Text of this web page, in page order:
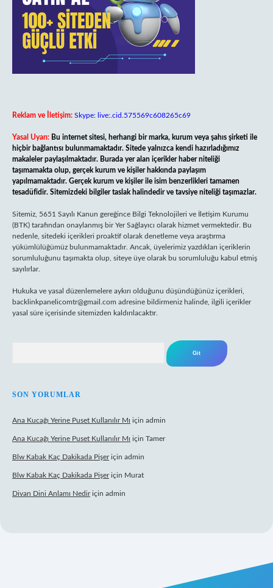
Reklam ve İletişim: Skype: live:.cid.575569c608265c69
Yasal Uyarı: Bu internet sitesi, herhangi bir marka, kurum veya şahıs şirketi ile
hiçbir bağlantısı bulunmamaktadır. Sitede yalnızca kendi hazırladığımız
makaleler paylaşılmaktadır. Burada yer alan içerikler haber niteliği
taşımamakta olup, gerçek kurum ve kişiler hakkında paylaşım
yapılmamaktadır. Gerçek kurum ve kişiler ile isim benzerlikleri tamamen
tesadüfidir. Sitemizdeki bilgiler taslak halindedir ve tavsiye niteliği taşımazlar.
Sitemiz, 5651 Sayılı Kanun gereğince Bilgi Teknolojileri ve İletişim Kurumu
(BTK) tarafından onaylanmış bir Yer Sağlayıcı olarak hizmet vermektedir. Bu
nedenle, sitedeki içerikleri proaktif olarak denetleme veya araştırma
yükümlülüğümüz bulunmamaktadır. Ancak, üyelerimiz yazdıkları içeriklerin
sorumluluğunu taşımakta olup, siteye üye olarak bu sorumluluğu kabul etmiş
sayılırlar.
Hukuka ve yasal düzenlemelere aykırı olduğunu düşündüğünüz içerikleri,
backlinkpanelicomtr@gmail.com adresine bildirmeniz halinde, ilgili içerikler
yasal süre içerisinde sitemizden kaldırılacaktır.
SON YORUMLAR
Ana Kucağı Yerine Puset Kullanılır Mı için admin
Ana Kucağı Yerine Puset Kullanılır Mı için Tamer
Blw Kabak Kaç Dakikada Pişeriçin admin
Blw Kabak Kaç Dakikada Pişeriçin Murat
Divan Dini Anlamı Nediriçin admin